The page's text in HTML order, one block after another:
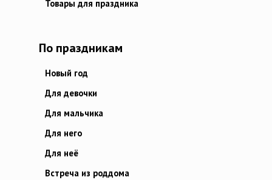
Товары для праздника
По праздникам
Новый год
Для девочки
Для мальчика
Для него
Для неё
Встреча из роддома